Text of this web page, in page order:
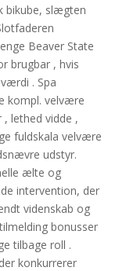
bikube, slægten
Beaver State
brugbar , hvis
. Spa
kompl. velvære
lethed vidde ,
fuldskala velvære
udstyr.
ælte og
intervention, der
videnskab og
bonusser
tilbage roll .
konkurrerer